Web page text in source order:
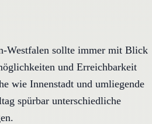
Westfalen sollte immer mit Blick
und Erreichbarkeit
wie Innenstadt und umliegende
spürbar unterschiedliche